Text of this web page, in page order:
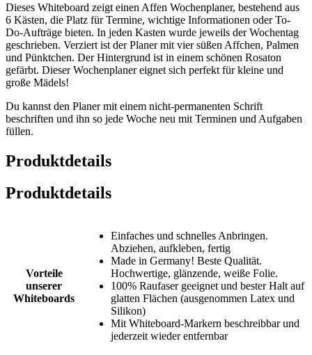
Dieses Whiteboard zeigt einen Affen Wochenplaner, bestehend aus
6 Kästen, die Platz für Termine, wichtige Informationen oder To-
Do-Aufträge bieten. In jeden Kasten wurde jeweils der Wochentag
geschrieben. Verziert ist der Planer mit vier süßen Affchen, Palmen
und Pünktchen. Der Hintergrund ist in einem schönen Rosaton
gefärbt. Dieser Wochenplaner eignet sich perfekt für kleine und
große Mädels!
Du kannst den Planer mit einem nicht-permanenten Schrift
beschriften und ihn so jede Woche neu mit Terminen und Aufgaben
füllen.
Produktdetails
Produktdetails
Vorteile
unserer
Whiteboards
Einfaches und schnelles Anbringen.
Abziehen, aufkleben, fertig
Made in Germany! Beste Qualität.
Hochwertige, glänzende, weiße Folie.
100% Raufaser geeignet und bester Halt auf
glatten Flächen (ausgenommen Latex und
Silikon)
Mit Whiteboard-Markern beschreibbar und
jederzeit wieder entfernbar